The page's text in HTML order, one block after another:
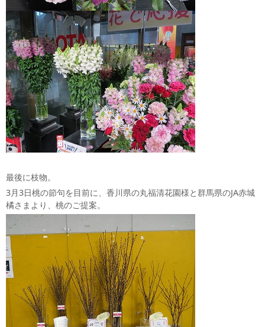
最後に枝物。
3月3日桃の節句を目前に、香川県の丸福清花園様と群馬県のJA赤城
橘さまより、桃のご提案。